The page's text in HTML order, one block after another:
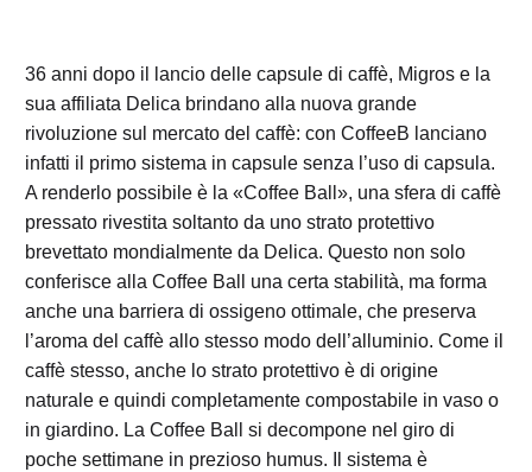
36 anni dopo il lancio delle capsule di caffè, Migros e la
sua affiliata Delica brindano alla nuova grande
rivoluzione sul mercato del caffè: con CoffeeB lanciano
infatti il primo sistema in capsule senza l’uso di capsula.
A renderlo possibile è la «Coffee Ball», una sfera di caffè
pressato rivestita soltanto da uno strato protettivo
brevettato mondialmente da Delica. Questo non solo
conferisce alla Coffee Ball una certa stabilità, ma forma
anche una barriera di ossigeno ottimale, che preserva
l’aroma del caffè allo stesso modo dell’alluminio. Come il
caffè stesso, anche lo strato protettivo è di origine
naturale e quindi completamente compostabile in vaso o
in giardino. La Coffee Ball si decompone nel giro di
poche settimane in prezioso humus. Il sistema è